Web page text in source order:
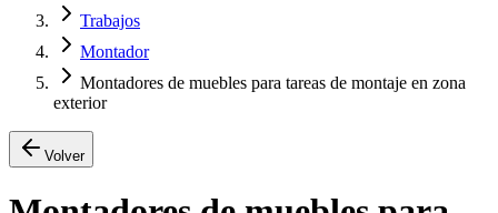
Trabajos
Montador
Montadores de muebles para tareas de montaje en zona
exterior
Volver